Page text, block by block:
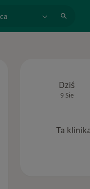
Dziś
9 Sie
Ta